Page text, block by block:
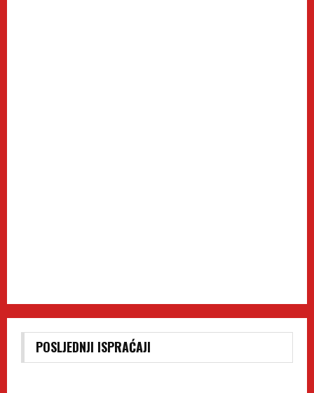
POSLJEDNJI ISPRAĆAJI